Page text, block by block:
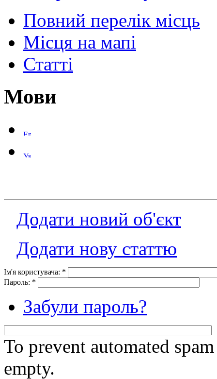
Повний перелік місць
Місця на мапі
Статті
Мови
Додати новий об'єкт
Додати нову статтю
Ім'я користувача: *
Пароль: *
Забули пароль?
To prevent automated
empty.